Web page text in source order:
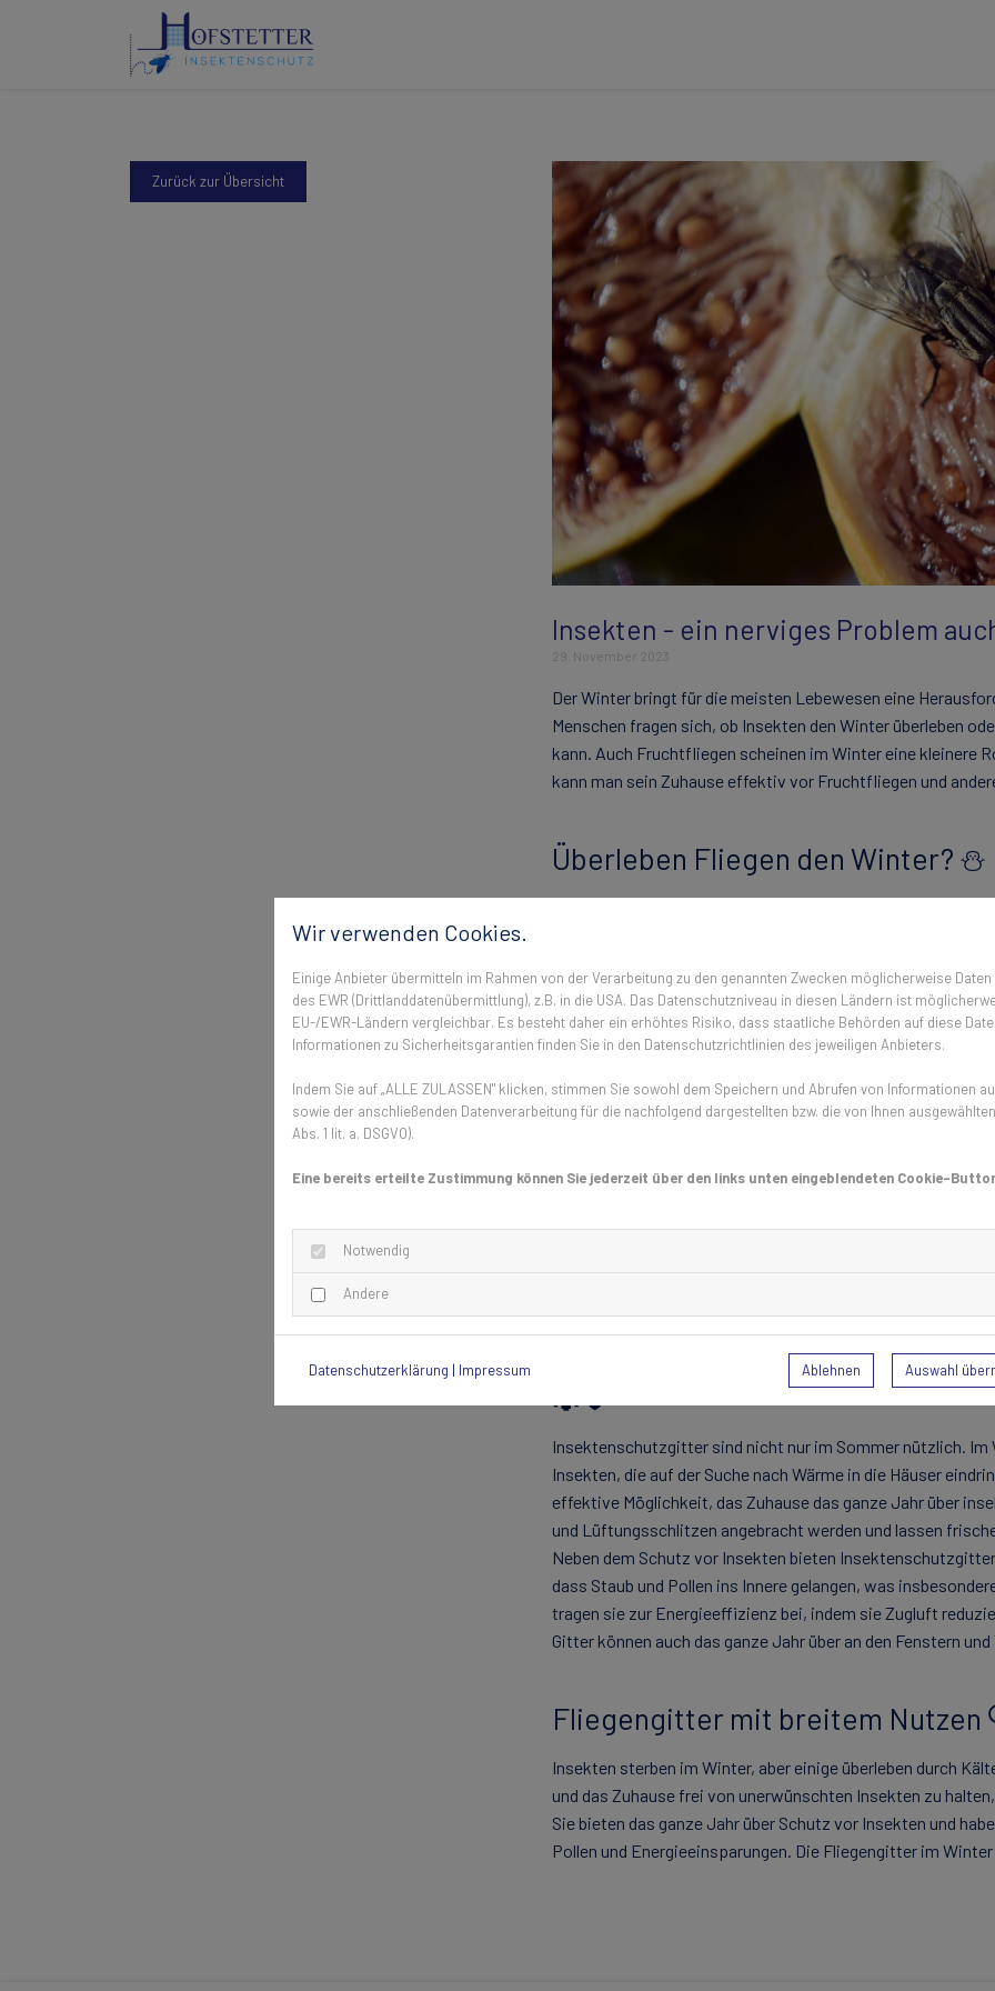
Zurück zur Übersicht
Insekten - ein nerviges Problem
29. November 2023
Der Winter bringt für die meisten Lebewesen eine
Menschen fragen sich, ob Insekten den Winter überleben
kann. Auch Fruchtfliegen scheinen im Winter eine kleinere
kann man sein Zuhause effektiv vor Fruchtfliegen und
Überleben Fliegen den Winter? ⛄
Nein, die meisten Fliegenarten überstehen den Winter
niedrigen Temperaturen nicht überleben. Abhängig von der
verschiedenen Temperaturen eintreten. Einige
der Kältestarre verfallen. Doch für die meisten Insekten
Bedrohung.
Gibt es Fruchtfliegen im Winter?
Fruchtfliegen können das ganze Jahr über lästig sein, auch
überwintern. Um Küchen von den Plagegeistern zu
Insektenschutzgittern ausgestattet werden. Diese Gitter
Zuhause gelangen. Sind die Obstfliegen einmal im Haus,
Verbreitung von Obstfliegen zu vermeiden, sollte
Warum Insektenschutzgitter das
🐜🛡️
Insektenschutzgitter sind nicht nur im Sommer nützlich.
Insekten, die auf der Suche nach Wärme in die Häuser
effektive Möglichkeit, das Zuhause das ganze Jahr über
und Lüftungsschlitzen angebracht werden und lassen
Neben dem Schutz vor Insekten bieten
dass Staub und Pollen ins Innere gelangen, was
tragen sie zur Energieeffizienz bei, indem sie Zugluft
Gitter können auch das ganze Jahr über an den Fenstern und
Fliegengitter mit breitem Nutzen
Insekten sterben im Winter, aber einige überleben durch
und das Zuhause frei von unerwünschten Insekten zu
Sie bieten das ganze Jahr über Schutz vor Insekten und
Pollen und Energieeinsparungen. Die Fliegengitter im
Wir verwenden Cookies.
Einige Anbieter übermitteln im Rahmen von der Verarbeitung zu den genannten Zwecken möglicherweise
des EWR (Drittlanddatenübermittlung), z.B. in die USA. Das Datenschutzniveau in diesen Ländern ist
EU-/EWR-Ländern vergleichbar. Es besteht daher ein erhöhtes Risiko, dass staatliche Behörden auf diese
Informationen zu Sicherheitsgarantien finden Sie in den Datenschutzrichtlinien des jeweiligen Anbieters.
Indem Sie auf „ALLE ZULASSEN" klicken, stimmen Sie sowohl dem Speichern und Abrufen von Informationen auf
sowie der anschließenden Datenverarbeitung für die nachfolgend dargestellten bzw. die von Ihnen
Abs. 1 lit. a. DSGVO).
Eine bereits erteilte Zustimmung können Sie jederzeit über den links unten eingeblendeten Cookie-
Notwendig
Andere
Datenschutzerklärung | Impressum Ablehnen Auswahl